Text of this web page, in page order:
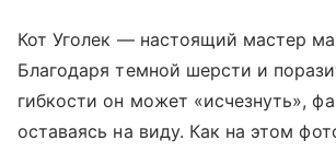
Кот Уголек — настоящий мастер
Благодаря темной шерсти и
гибкости он может «исчезнуть»,
оставаясь на виду. Как на этом